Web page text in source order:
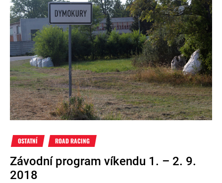
OSTATNÍ ROAD RACING
Závodní program víkendu 1. – 2. 9.
2018